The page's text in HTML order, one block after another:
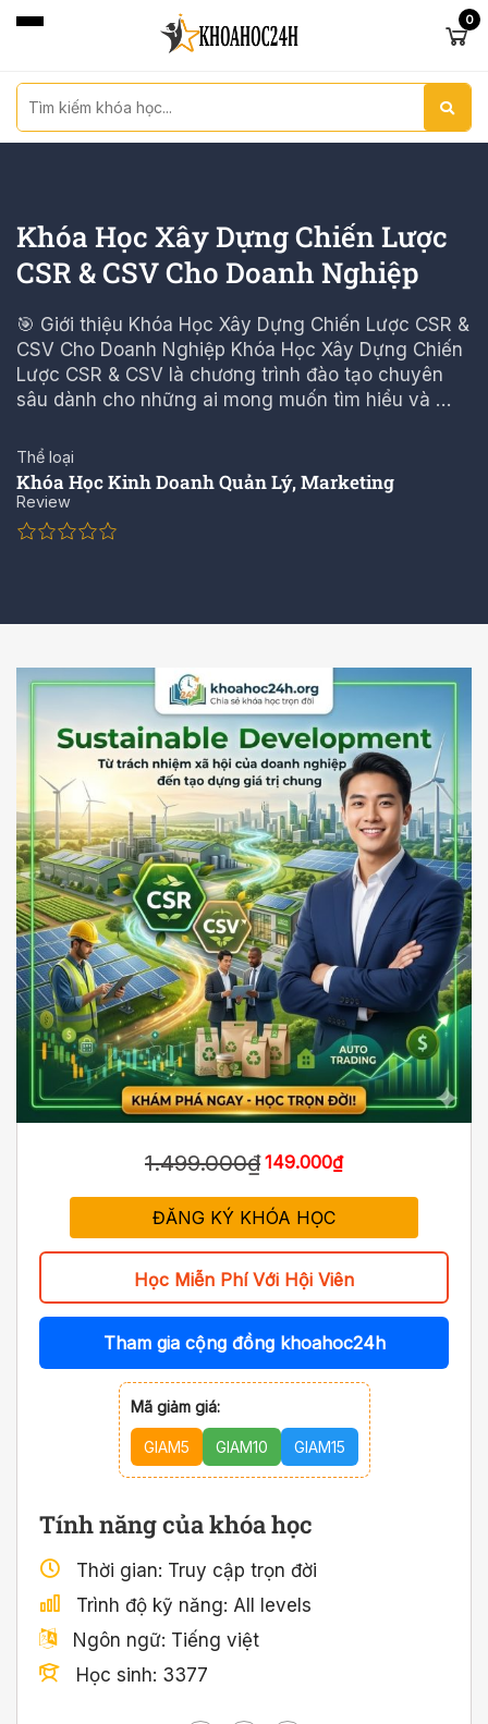
0
Khóa Học Xây Dựng Chiến Lược
CSR & CSV Cho Doanh Nghiệp
🎯 Giới thiệu Khóa Học Xây Dựng Chiến Lược CSR &
CSV Cho Doanh Nghiệp Khóa Học Xây Dựng Chiến
Lược CSR & CSV là chương trình đào tạo chuyên
sâu dành cho những ai mong muốn tìm hiểu và …
Thể loại
Khóa Học Kinh Doanh Quản Lý,Marketing
Review
1.499.000₫ 149.000₫
ĐĂNG KÝ KHÓA HỌC
Học Miễn Phí Với Hội Viên
Tham gia cộng đồng khoahoc24h
Mã giảm giá:
GIAM5 GIAM10 GIAM15
Tính năng của khóa học
Thời gian Truy cập trọn đời
Trình độ kỹ năng All levels
Ngôn ngữ Tiếng việt
Học sinh 3377